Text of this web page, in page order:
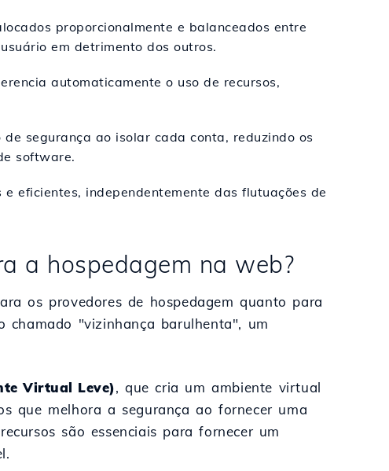
proporcionalmente e balanceados entre
em detrimento dos outros.
automaticamente o uso de recursos,
segurança ao isolar cada conta, reduzindo os
software.
eficientes, independentemente das flutuações de
a hospedagem na web?
os provedores de hospedagem quanto para
chamado "vizinhança barulhenta", um
Virtual Leve), que cria um ambiente virtual
que melhora a segurança ao fornecer uma
são essenciais para fornecer um